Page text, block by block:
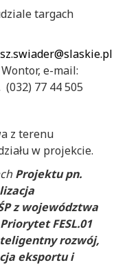
targach
e-mail:
(032) 77 44 505
z terenu
w projekcie.
Projektu pn.
z województwa
FESL.01
rozwój,
eksportu i